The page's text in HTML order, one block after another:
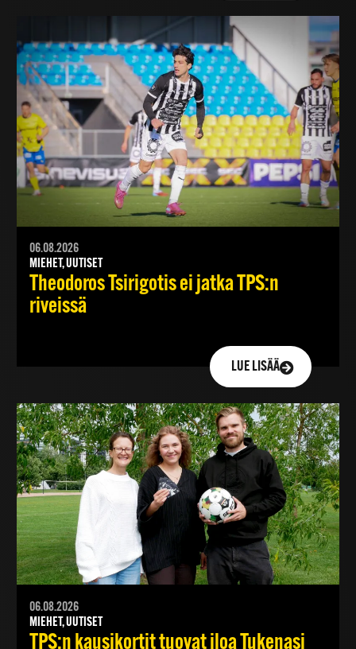
06.08.2026
MIEHET, UUTISET
Theodoros Tsirigotis ei jatka TPS:n
riveissä
LUE LISÄÄ
06.08.2026
MIEHET, UUTISET
TPS:n kausikortit tuovat iloa Tukenasi